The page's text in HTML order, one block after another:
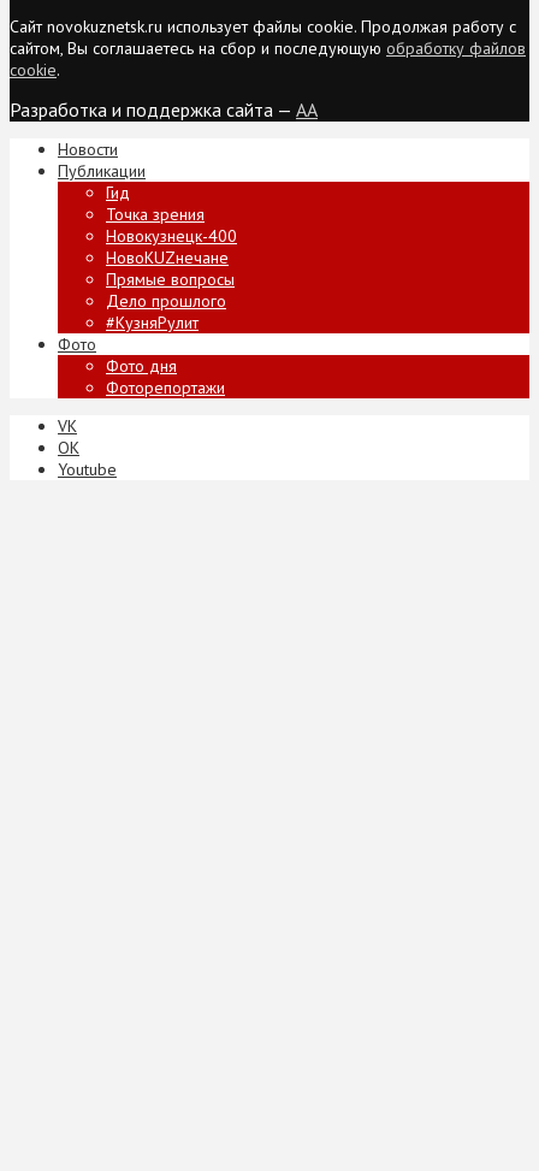
Сайт novokuznetsk.ru использует файлы cookie. Продолжая работу с
сайтом, Вы соглашаетесь на сбор и последующую обработку файлов
cookie.
Разработка и поддержка сайта — AA
Новости
Публикации
Гид
Точка зрения
Новокузнецк-400
НовоKUZнечане
Прямые вопросы
Дело прошлого
#КузняРулит
Фото
Фото дня
Фоторепортажи
VK
ОК
Youtube